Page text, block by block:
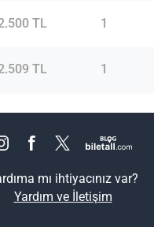
TL 1
TL 1
mı ihtiyacınız var?
Yardım ve İletişim